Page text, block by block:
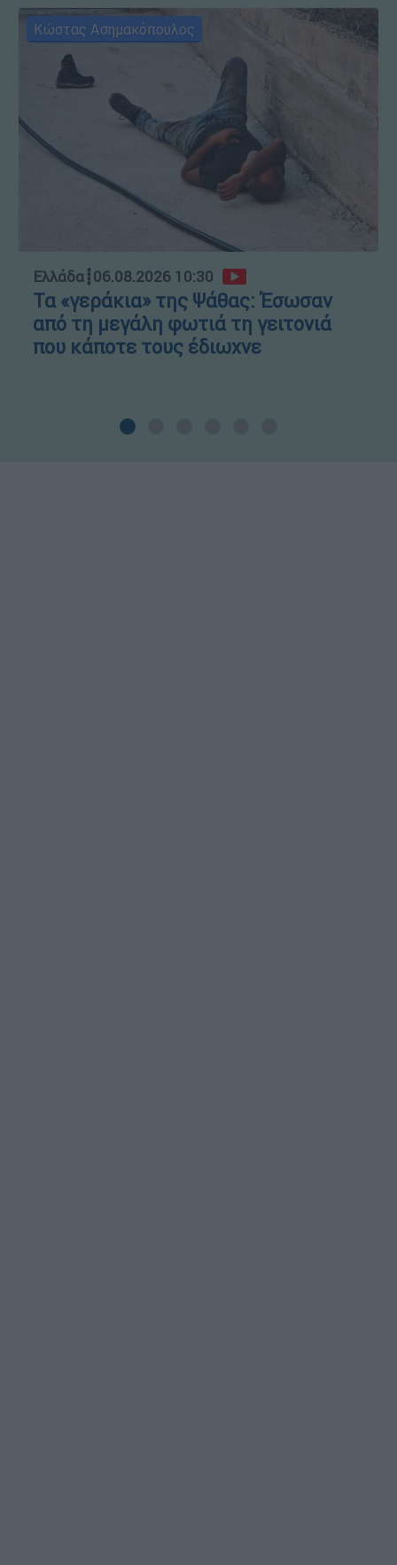
Κώστας Ασημακόπουλος
Ελλάδα┋06.08.2026 10:30
Τα «γεράκια» της Ψάθας: Έσωσαν
από τη μεγάλη φωτιά τη γειτονιά
που κάποτε τους έδιωχνε